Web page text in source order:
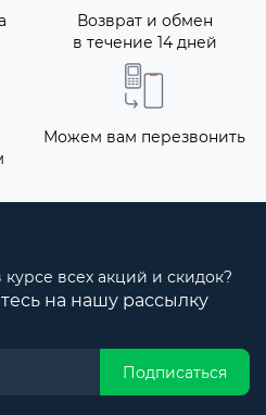
Возврат и обмен
в течение 14 дней
Можем вам перезвонить
курсе всех акций и скидок?
на нашу рассылку
Подписаться